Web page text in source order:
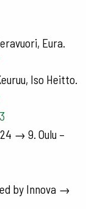
Eura.
Iso Heitto.
→ 9. Oulu –
by Innova →